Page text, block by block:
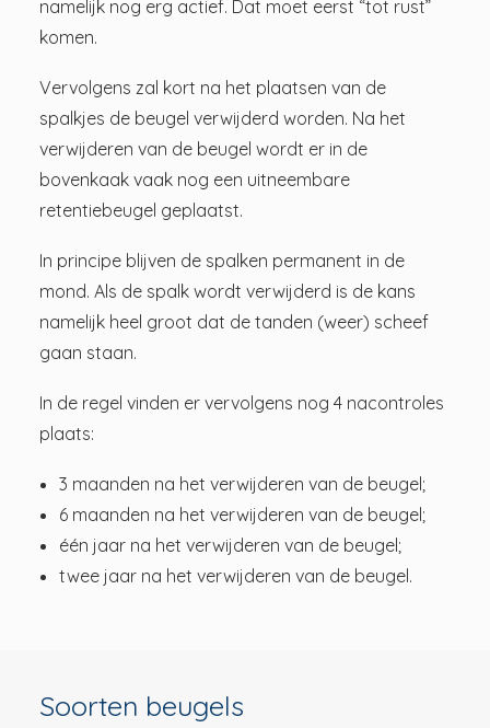
namelijk nog erg actief. Dat moet eerst “tot rust”
komen.
Vervolgens zal kort na het plaatsen van de
spalkjes de beugel verwijderd worden. Na het
verwijderen van de beugel wordt er in de
bovenkaak vaak nog een uitneembare
retentiebeugel geplaatst.
In principe blijven de spalken permanent in de
mond. Als de spalk wordt verwijderd is de kans
namelijk heel groot dat de tanden (weer) scheef
gaan staan.
In de regel vinden er vervolgens nog 4 nacontroles
plaats:
3 maanden na het verwijderen van de beugel;
6 maanden na het verwijderen van de beugel;
één jaar na het verwijderen van de beugel;
twee jaar na het verwijderen van de beugel.
Soorten beugels